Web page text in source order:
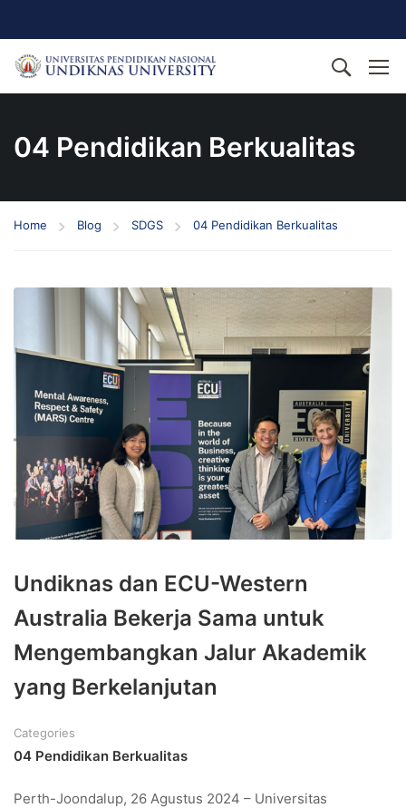
04 Pendidikan Berkualitas
Home Blog SDGS 04 Pendidikan Berkualitas
Undiknas dan ECU-Western
Australia Bekerja Sama untuk
Mengembangkan Jalur Akademik
yang Berkelanjutan
Categories
04 Pendidikan Berkualitas
Perth-Joondalup, 26 Agustus 2024 – Universitas